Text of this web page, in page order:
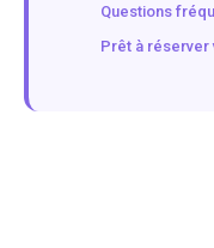
Questions
Prêt à réserver